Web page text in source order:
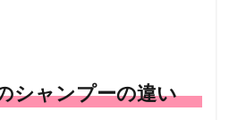
シャンプーの違い